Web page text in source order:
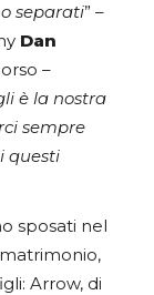
separati” –
Dan
–
è la nostra
sempre
questi
sposati nel
matrimonio,
Arrow, di